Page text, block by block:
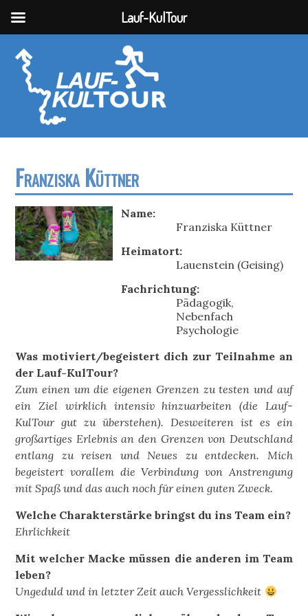
Franziska Küttner
Name:
Franziska Küttner
Heimatort:
Lauenstein (Geising)
Fachrichtung:
Pädagogik,
Nebenfach
Psychologie
Was motiviert/begeistert dich zur Teilnahme an
der Lauf-KulTour?
Zum einen um die eigenen Grenzen zu testen und auf
ein Ziel wirklich intensiv hinzuarbeiten (die Lauf-
KulTour gut zu überstehen). Desweiteren ist es ein
großartiges Erlebnis an den Grenzen von Deutschland
entlang zu reisen und Neues zu entdecken. Mich
begeistert vorallem die Verbindung von Anstrengung
mit Spaß und das auch noch für einen guten Zweck.
Welche Charakterstärke bringst du ins Team ein?
Ehrlichkeit
Mit welcher Macke müssen die anderen im Team
leben?
Ungeduld und in letzter Zeit auch Vergesslichkeit
Lauf-KulTour